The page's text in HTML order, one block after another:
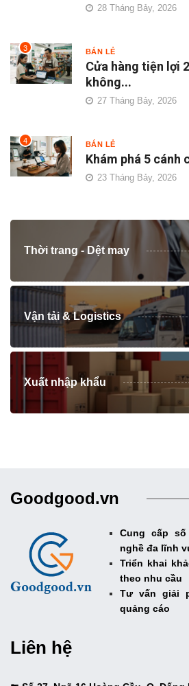
28 Tháng Bảy, 2026
3 BÁN LẺ
Cửa hàng tiện lợi
không...
27 Tháng Bảy, 2026
4 BÁN LẺ
Khám phá 5 cánh
23 Tháng Bảy, 2026
Thời trang - Dệt may
Vận tải & Logistics
Xuất nhập khẩu
Goodgood.vn
Cung cấp
nghề đa lĩnh
Triển khai
theo nhu cầu
Tư vấn giải
quảng cáo
Liên hệ